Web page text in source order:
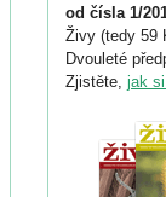
od čísla 1/
Živy (tedy 59
Dvouleté
Zjistěte, jak